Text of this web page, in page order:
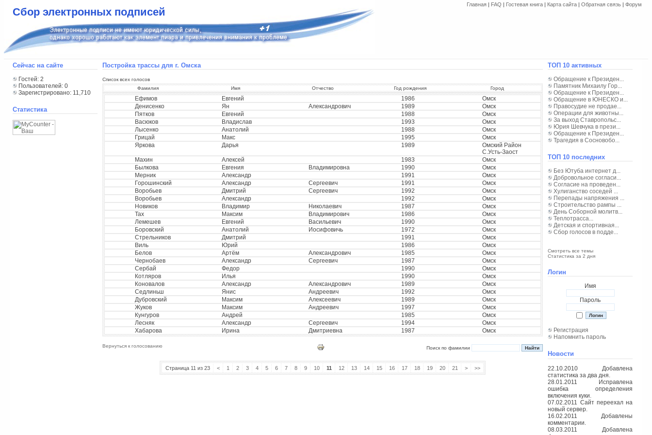
Сбор электронных подписей
Главная | FAQ | Гостевая книга | Карта сайта | Обратная связь | Форум
Сейчас на сайте
Гостей: 2
Пользователей: 0
Зарегистрировано: 11,710
Статистика
Постройка трассы для г. Омска
Список всех голосов
Фамилия
Имя Отчество Год рождения Город
Ефимов Евгений 1986
Омск
Денисенко
Ян Александрович 1989
Омск
Пятков
Евгений 1988
Омск
Васюков
Владислав 1993
Омск
Лысенко
Анатолий 1988
Омск
Грицай
Макс 1995
Омск
Яркова
Дарья 1989
Омский Район
С.Усть-Заост
Махин
Алексей 1983
Омск
Былкова
Евгения Владимировна 1990
Омск
Мерник
Александр 1991
Омск
Горошинский
Александр Сергеевич 1991
Омск
Воробьев
Дмитрий Сергеевич 1992
Омск
Воробьев
Александр 1992
Омск
Новиков
Владимир Николаевич 1987
Омск
Тах
Максим Владимирович 1986
Омск
Лемешев
Евгений Васильевич 1990
Омск
Боровский
Анатолий Иосифовичь 1972
Омск
Стрельников
Дмитрий 1991
Омск
Виль
Юрий 1986
Омск
Белов
Артём Александрович 1985
Омск
Чернобаев
Александр Сергеевич 1987
Омск
Сербай
Федор 1990
Омск
Котляров
Илья 1990
Омск
Коновалов
Александр Александрович 1989
Омск
Седлиньш
Янис Андреевич 1992
Омск
Дубровский
Максим Алексеевич 1989
Омск
Жуков
Максим Андреевич 1997
Омск
Кунгуров
Андрей 1985
Омск
Лесняк
Александр Сергеевич 1994
Омск
Хабарова
Ирина Дмитриевна 1987 Омск
Вернуться к голосованию Поиск по фамилии
Страница 11 из 23 < 1 2 3 4 5 6 7 8 9 10 11 12 13 14 15 16 17 18 19 20 21 > >>
ТОП 10 активных
Обращение к Президен...
Памятник Михаилу Гор...
Обращение к Президен...
Обращение в ЮНЕСКО и...
Правосудие не продае...
Операции для животны...
За выход Ставропольс...
Юрия Шевчука в прези...
Обращение к Президен...
Трагедия в Сосновобо...
ТОП 10 последних
Без Ютуба интернет д...
Добровольное согласи...
Согласие на проведен...
Хулиганство соседей ...
Перепады напряжения ...
Строительство рампы ...
День Соборной молитв...
Теплотрасса...
Детская и спортивная...
Сбор голосов в подде...
Смотреть все темы
Статистика за 2 дня
Логин
Имя
Пароль
Регистрация
Напомнить пароль
Новости
22.10.2010 Добавлена
статистика за два дня.
28.01.2011 Исправлена
ошибка определения
включения куки.
07.02.2011 Сайт переехал на
новый сервер.
16.02.2011 Добавлены
комментарии.
08.03.2011 Добавлена